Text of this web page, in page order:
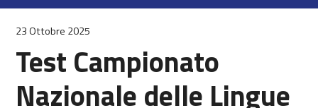
23 Ottobre 2025
Test Campionato
Nazionale delle Lingue